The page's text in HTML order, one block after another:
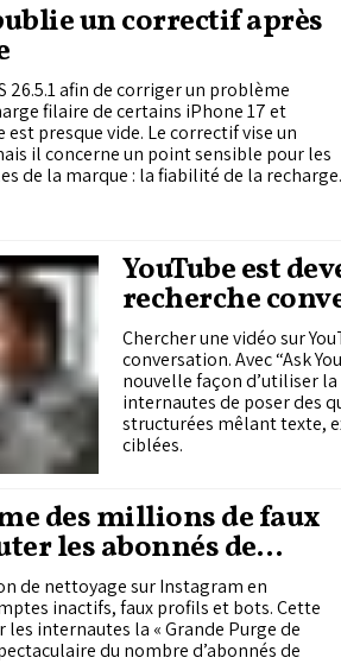
en matière de
un correctif après
26.5.1 afin de corriger un problème
filaire de certains iPhone 17 et
presque vide. Le correctif vise un
il concerne un point sensible pour les
de la marque : la fiabilité de la recharge.
YouTube est
recherche
répondre
Chercher une vidéo sur
conversation. Avec “Ask
nouvelle façon d’utiliser
internautes de poser des
structurées mêlant texte,
ciblées.
des millions de faux
les abonnés de
et Messi
de nettoyage sur Instagram en
inactifs, faux profils et bots. Cette
internautes la « Grande Purge de
du nombre d’abonnés de